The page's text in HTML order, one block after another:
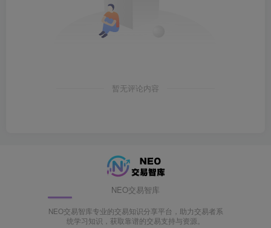
暂无评论内容
NEO交易智库
NEO交易智库专业的交易知识分享平台，助力交易者系
统学习知识，获取靠谱的交易支持与资源。